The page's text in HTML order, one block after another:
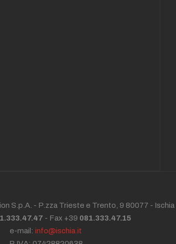
S.p.A. - P.zza Trieste e Trento, 9 80077 - Ischia
- Fax +39 081.333.47.15
e-mail: info@ischia.it